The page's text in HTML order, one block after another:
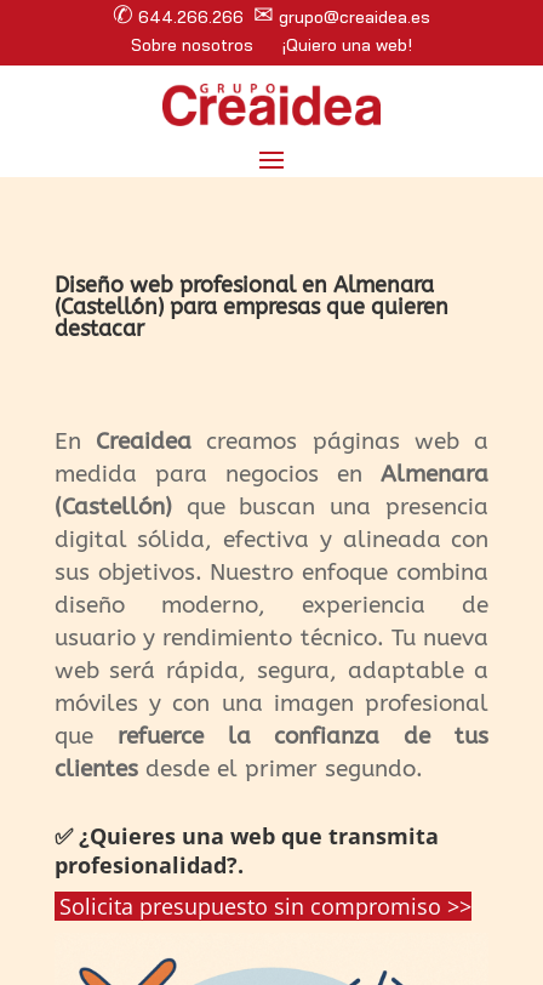
✆ 644.266.266 ✉ grupo@creaidea.es
Sobre nosotros
¡Quiero una web!
Diseño web profesional en Almenara
(Castellón) para empresas que quieren
destacar
En Creaidea creamos páginas web a
medida para negocios enAlmenara
(Castellón)que buscan una presencia
digital sólida, efectiva y alineada con
sus objetivos. Nuestro enfoque combina
diseño moderno, experiencia de
usuario y rendimiento técnico. Tu nueva
web será rápida, segura, adaptable a
móviles y con una imagen profesional
que refuerce la confianza de tus
clientesdesde el primer segundo.
✅ ¿Quieres una web que transmita
profesionalidad?.
Solicita presupuesto sin compromiso >>